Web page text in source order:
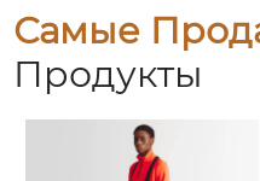
Самые
Продукты